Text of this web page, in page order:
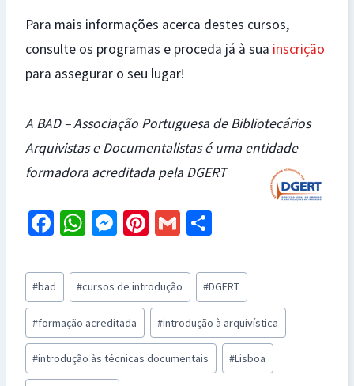
Para mais informações acerca destes cursos,
consulte os programas e proceda já à sua inscrição
para assegurar o seu lugar!
A BAD – Associação Portuguesa de Bibliotecários
Arquivistas e Documentalistas é uma entidade
formadora acreditada pela DGERT
Fa
b
o
o
k
W
at
sA
p
p
M
se
n
ge
r
Pi
er
es
G
ai
l
ar
e
Post
Tags:
#bad #cursos de introdução #DGERT
#formação acreditada #introdução à arquivística
#introdução às técnicas documentais #Lisboa